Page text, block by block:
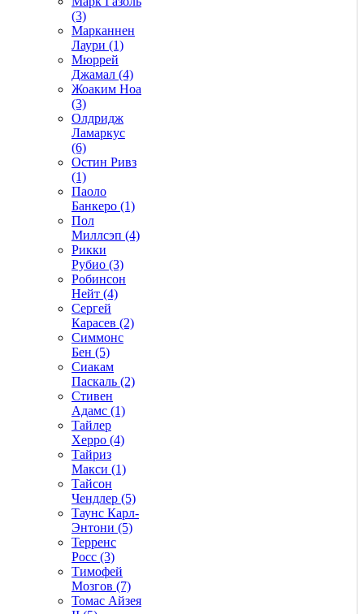
(3)
Марканнен
Лаури (1)
Мюррей
Джамал (4)
Жоаким Ноа
(3)
Олдридж
Ламаркус
(6)
Остин Ривз
(1)
Паоло
Банкеро (1)
Пол
Миллсэп (4)
Рикки
Рубио (3)
Робинсон
Нейт (4)
Сергей
Карасев (2)
Симмонс
Бен (5)
Сиакам
Паскаль (2)
Стивен
Адамс (1)
Тайлер
Херро (4)
Тайриз
Макси (1)
Тайсон
Чендлер (5)
Таунс Карл-
Энтони (5)
Терренс
Росс (3)
Тимофей
Мозгов (7)
Томас Айзея